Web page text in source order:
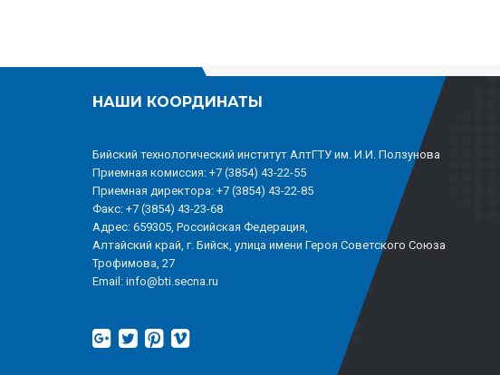
НАШИ КООРДИНАТЫ
Бийский технологический институт АлтГТУ им. И.И. Ползунова
Приемная комиссия: +7 (3854) 43-22-55
Приемная директора: +7 (3854) 43-22-85
Факс: +7 (3854) 43-23-68
Адрес: 659305, Российская Федерация,
Алтайский край, г. Бийск, улица имени Героя Советского Союза
Трофимова, 27
Email: info@bti.secna.ru